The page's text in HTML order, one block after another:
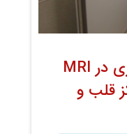
برگزاری مانور آتش سوزی در MRI
قلب و